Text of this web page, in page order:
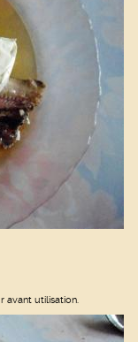
avant utilisation.